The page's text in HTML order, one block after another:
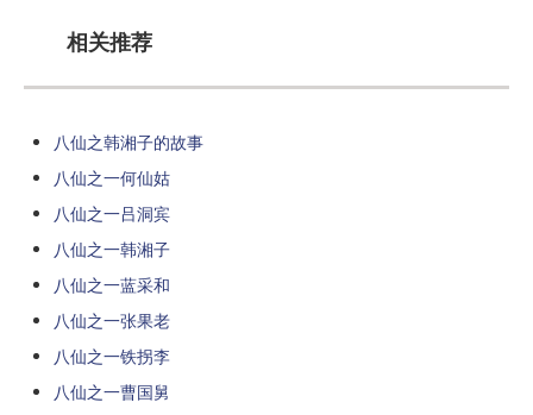
相关推荐
八仙之韩湘子的故事
八仙之一何仙姑
八仙之一吕洞宾
八仙之一韩湘子
八仙之一蓝采和
八仙之一张果老
八仙之一铁拐李
八仙之一曹国舅